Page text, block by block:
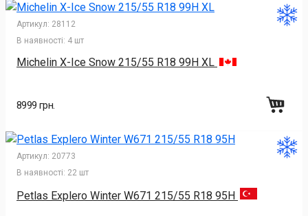
Артикул: 28112
В наявності: 4 шт
Michelin X-Ice Snow 215/55 R18 99H XL
8999 грн.
Артикул: 20773
В наявності: 22 шт
Petlas Explero Winter W671 215/55 R18 95H